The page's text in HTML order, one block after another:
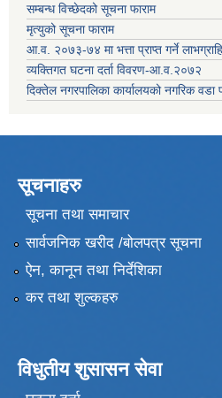
सम्बन्ध विच्छेदको सूचना फाराम
मृत्युको सूचना फाराम
आ.व. २०७३-७४ मा भत्ता प्राप्त गर्ने
व्यक्तिगत घटना दर्ता विवरण-आ.व.२०७२
दिक्तेल नगरपालिका कार्यालयको नगरिक वडा
सूचनाहरु
सूचना तथा समाचार
सार्वजनिक खरीद /बोलपत्र सूचना
ऐन, कानून तथा निर्देशिका
कर तथा शुल्कहरु
विधुतीय शुसासन सेवा